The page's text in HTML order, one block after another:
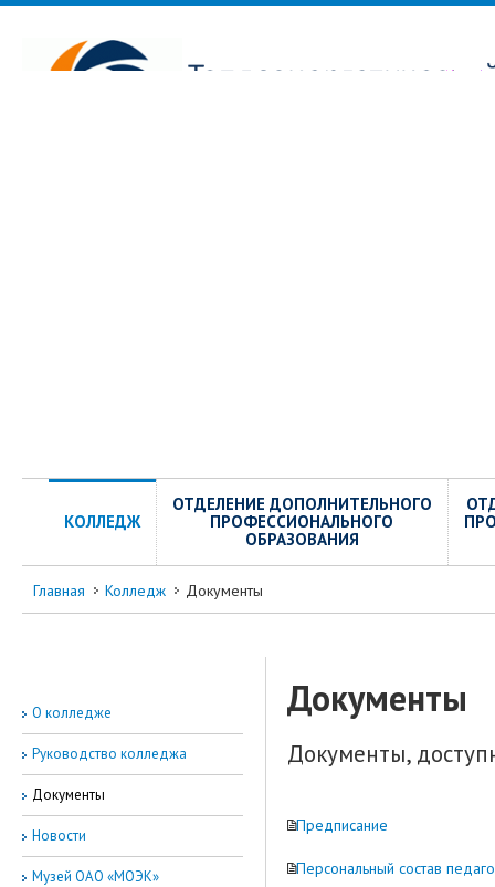
КОЛЛЕДЖ
ОТДЕЛЕНИЕ ДОПОЛНИТЕЛЬНОГО
ПРОФЕССИОНАЛЬНОГО
ОБРАЗОВАНИЯ
Главная Колледж Документы
О колледже
Руководство колледжа
Документы
Новости
Музей ОАО «МОЭК»
Документы
Документы,
Предписание
Персональный состав